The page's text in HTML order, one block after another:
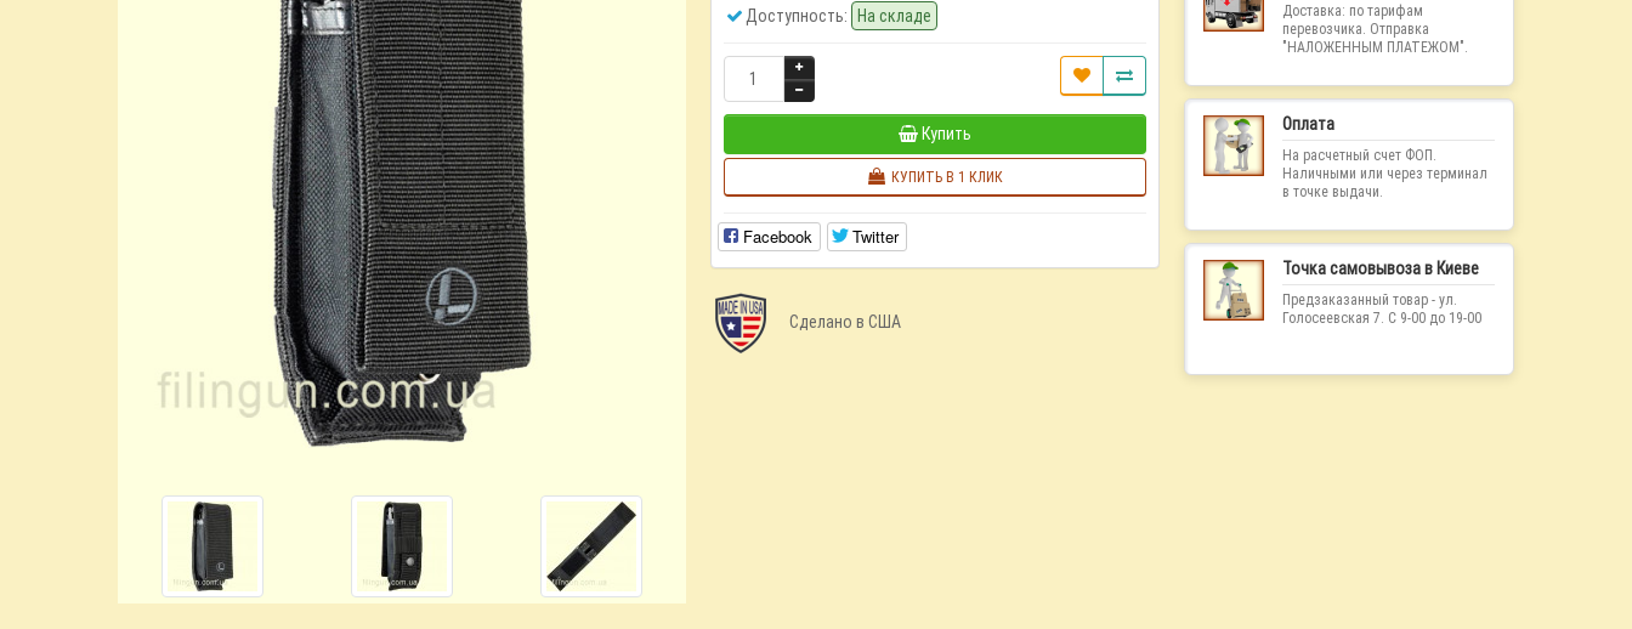
Доступность: На складе
Купить
КУПИТЬ В 1 КЛИК
Facebook Twitter
Сделано в США
Доставка: по тарифам
перевозчика. Отправка
"НАЛОЖЕННЫМ ПЛАТЕЖОМ".
Оплата
На расчетный счет ФОП.
Наличными или через терминал
в точке выдачи.
Точка самовывоза в Киеве
Предзаказанный товар - ул.
Голосеевская 7. С 9-00 до 19-00